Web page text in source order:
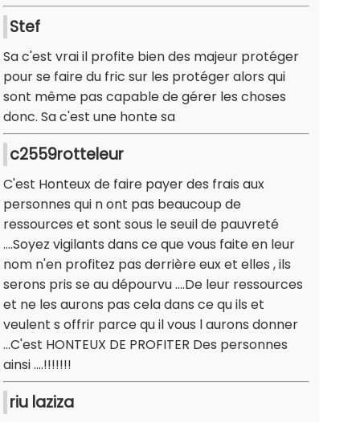
Stef
Sa c'est vrai il profite bien des majeur protéger
pour se faire du fric sur les protéger alors qui
sont même pas capable de gérer les choses
donc. Sa c'est une honte sa
c2559rotteleur
C'est Honteux de faire payer des frais aux
personnes qui n ont pas beaucoup de
ressources et sont sous le seuil de pauvreté
....Soyez vigilants dans ce que vous faite en leur
nom n'en profitez pas derrière eux et elles , ils
serons pris se au dépourvu ....De leur ressources
et ne les aurons pas cela dans ce qu ils et
veulent s offrir parce qu il vous l aurons donner
...C'est HONTEUX DE PROFITER Des personnes
ainsi ....!!!!!!!
riu laziza